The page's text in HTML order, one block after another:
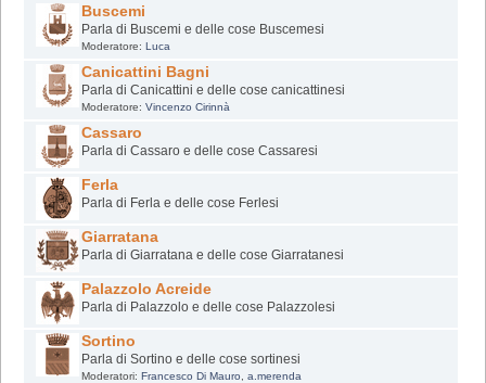
Buscemi
Parla di Buscemi e delle cose Buscemesi
Moderatore: Luca
Canicattini Bagni
Parla di Canicattini e delle cose canicattinesi
Moderatore: Vincenzo Cirinnà
Cassaro
Parla di Cassaro e delle cose Cassaresi
Ferla
Parla di Ferla e delle cose Ferlesi
Giarratana
Parla di Giarratana e delle cose Giarratanesi
Palazzolo Acreide
Parla di Palazzolo e delle cose Palazzolesi
Sortino
Parla di Sortino e delle cose sortinesi
Moderatori: Francesco Di Mauro a.merenda